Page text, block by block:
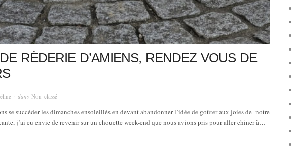
RÈDERIE D’AMIENS, RENDEZ VOUS DE
· dans Non classé
se succéder les dimanches ensoleillés en devant abandonner l’idée de goûter aux joies de notre
j’ai eu envie de revenir sur un chouette week-end que nous avions pris pour aller chiner à…